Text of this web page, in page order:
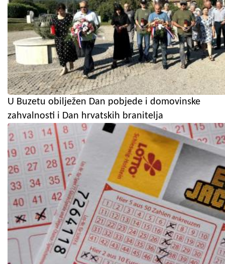
U Buzetu obilježen Dan pobjede i domovinske
zahvalnosti i Dan hrvatskih branitelja